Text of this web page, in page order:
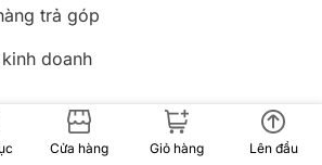
trả góp
doanh
hàngCửa hàng Giỏ hàng Lên đầu